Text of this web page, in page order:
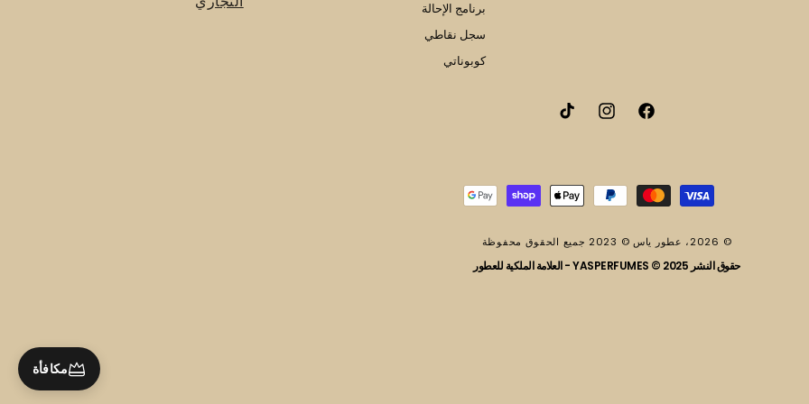
برنامج الإحالة
سجل نقاطي
كوبوناتي
فيسبوكانستقرامتيك
© 2026، عطور ياس © 2023 جميع الحقوق محفوظة
حقوق النشر 2025 © YASPERFUMES - العلامة الملكية للعطور
مكافأة